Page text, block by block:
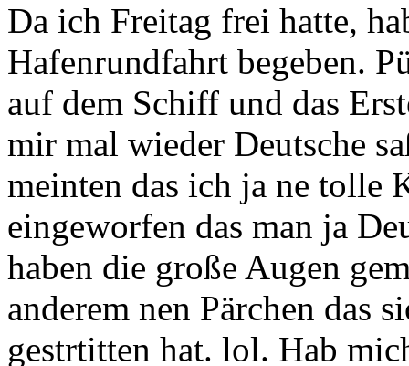
Da ich Freitag frei hatte,
Hafenrundfahrt begeben.
auf dem Schiff und das
mir mal wieder Deutsche
meinten das ich ja ne tolle
eingeworfen das man ja
haben die große Augen
anderem nen Pärchen das
gestrtitten hat. lol. Hab